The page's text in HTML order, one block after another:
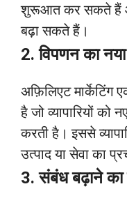
शुरूआत कर सकते हैं
बढ़ा सकते हैं।
2. विपणन का
अफ़िलिएट मार्केटिंग
है जो व्यापारियों
करती है। इससे
उत्पाद या सेवा का
3. संबंध बढ़ाने का